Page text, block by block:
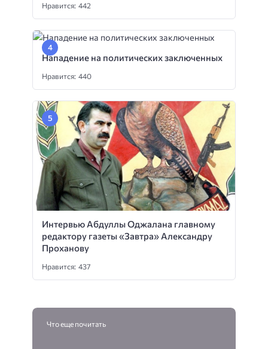
Нравится: 442
Нападение на политических заключенных
Нравится: 440
Интервью Абдуллы Оджалана главному
редактору газеты «Завтра» Александру
Проханову
Нравится: 437
Что еще почитать